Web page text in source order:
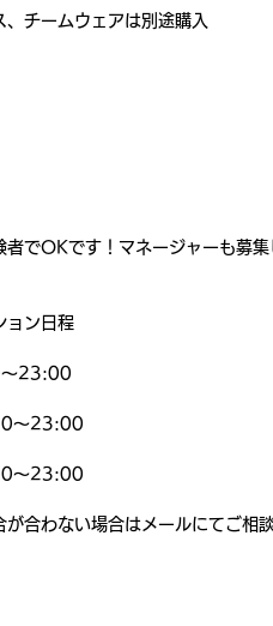
チームウェアは別途購入
でOKです！マネージャーも募集
ョン日程
23:00
〜23:00
〜23:00
合わない場合はメールにてご相